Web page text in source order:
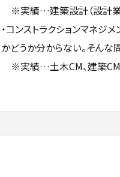
※実績…建築設計（設計業
・コンストラクションマネ
かどうか分からない。そんな
※実績…土木CM、建築CM